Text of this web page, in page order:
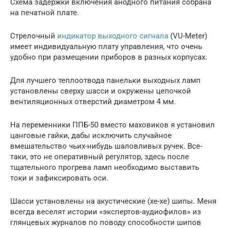
Схема задержки включения анодного питания собрана
на печатной плате.
Стрелочный индикатор выходного сигнала (VU-Meter)
имеет индивидуальную плату управления, что очень
удобно при размещении приборов в разных корпусах.
Для лучшего теплоотвода панельки выходных ламп
установлены сверху шасси и окружены цепочкой
вентиляционных отверстий диаметром 4 мм.
На переменники ППБ-50 вместо маховиков я установил
цанговые гайки, дабы исключить случайное
вмешательство чьих-нибудь шаловливых ручек. Все-
таки, это не оперативный регулятор, здесь после
тщательного прогрева ламп необходимо выставить
токи и зафиксировать оси.
Шасси установлены на акустические (хе-хе) шипы. Меня
всегда веселят истории «экспертов-аудиофилов» из
глянцевых журналов по поводу способности шипов